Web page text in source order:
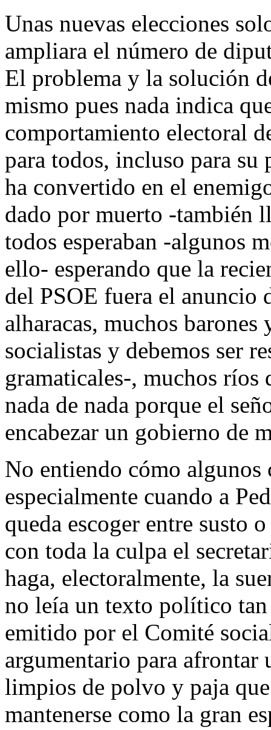
Unas nuevas elecciones
ampliara el número de
El problema y la solución
mismo pues nada indica
comportamiento electoral
para todos, incluso para su
ha convertido en el
dado por muerto -también
todos esperaban -algunos
ello- esperando que la
del PSOE fuera el anuncio
alharacas, muchos barones
socialistas y debemos ser
gramaticales-, muchos
nada de nada porque el
encabezar un gobierno de
No entiendo cómo algunos
especialmente cuando a
queda escoger entre susto
con toda la culpa el
haga, electoralmente, la
no leía un texto político
emitido por el Comité
argumentario para
limpios de polvo y paja
mantenerse como la gran